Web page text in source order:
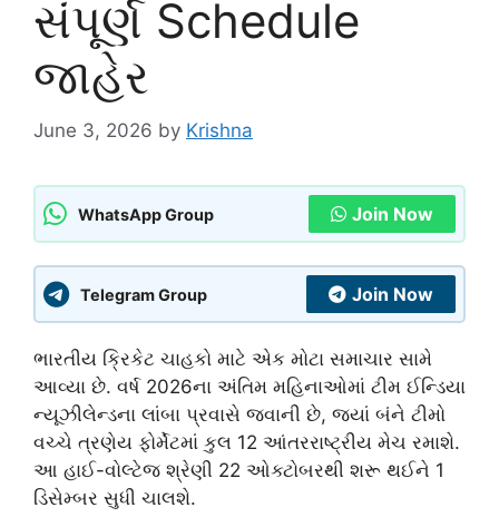
સંપૂર્ણ Schedule
જાહેર
June 3, 2026 by Krishna
WhatsApp Group Join Now
Telegram Group Join Now
ભારતીય ક્રિકેટ ચાહકો માટે એક મોટા સમાચાર સામે
આવ્યા છે. વર્ષ 2026ના અંતિમ મહિનાઓમાં ટીમ ઈન્ડિયા
ન્યૂઝીલેન્ડના લાંબા પ્રવાસે જવાની છે, જ્યાં બંને ટીમો
વચ્ચે ત્રણેય ફોર્મેટમાં કુલ 12 આંતરરાષ્ટ્રીય મેચ રમાશે.
આ હાઈ-વોલ્ટેજ શ્રેણી 22 ઓક્ટોબરથી શરૂ થઈને 1
ડિસેમ્બર સુધી ચાલશે.